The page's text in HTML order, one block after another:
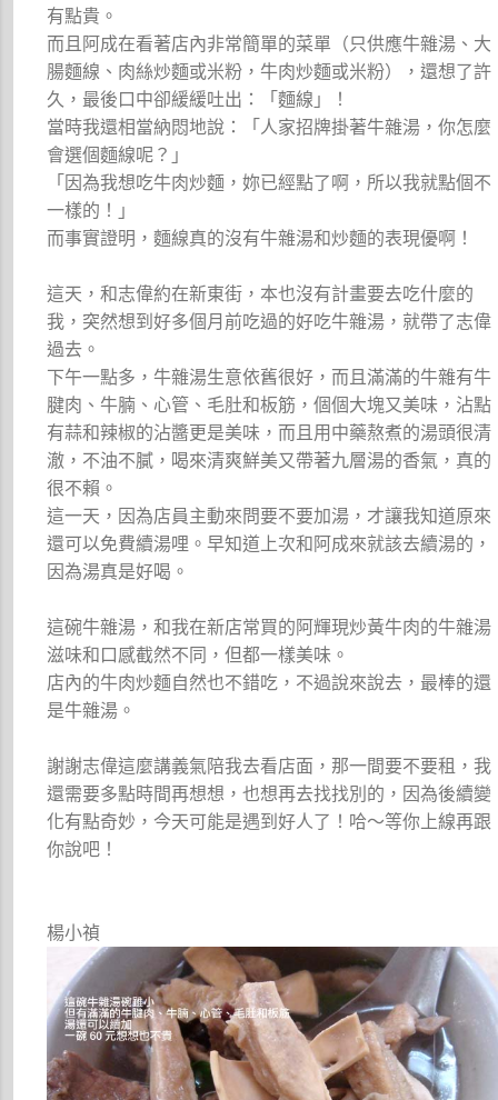
有點貴。
而且阿成在看著店內非常簡單的菜單（只供應牛雜湯、大
腸麵線、肉絲炒麵或米粉，牛肉炒麵或米粉），還想了許
久，最後口中卻緩緩吐出：「麵線」！
當時我還相當納悶地說：「人家招牌掛著牛雜湯，你怎麼
會選個麵線呢？」
「因為我想吃牛肉炒麵，妳已經點了啊，所以我就點個不
一樣的！」
而事實證明，麵線真的沒有牛雜湯和炒麵的表現優啊！
這天，和志偉約在新東街，本也沒有計畫要去吃什麼的
我，突然想到好多個月前吃過的好吃牛雜湯，就帶了志偉
過去。
下午一點多，牛雜湯生意依舊很好，而且滿滿的牛雜有牛
腱肉、牛腩、心管、毛肚和板筋，個個大塊又美味，沾點
有蒜和辣椒的沾醬更是美味，而且用中藥熬煮的湯頭很清
澈，不油不膩，喝來清爽鮮美又帶著九層湯的香氣，真的
很不賴。
這一天，因為店員主動來問要不要加湯，才讓我知道原來
還可以免費續湯哩。早知道上次和阿成來就該去續湯的，
因為湯真是好喝。
這碗牛雜湯，和我在新店常買的阿輝現炒黃牛肉的牛雜湯
滋味和口感截然不同，但都一樣美味。
店內的牛肉炒麵自然也不錯吃，不過說來說去，最棒的還
是牛雜湯。
謝謝志偉這麼講義氣陪我去看店面，那一間要不要租，我
還需要多點時間再想想，也想再去找找別的，因為後續變
化有點奇妙，今天可能是遇到好人了！哈～等你上線再跟
你說吧！
楊小禎